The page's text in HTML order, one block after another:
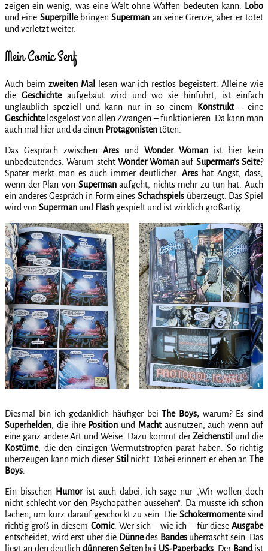
zeigen ein wenig, was eine Welt ohne Waffen bedeuten kann.
Lobo
und eine SuperpillebringenSuperman an seine Grenze, aber er tötet
und verletzt weiter.
Mein Comic Senf
Auch beimzweiten Mal
lesen war ich restlos begeistert. Alleine wie
die Geschichteaufgebaut wird und wo sie hinführt, ist einfach
unglaublich speziell und kann nur in so einem
Konstrukt– eine
Geschichtelosgelöst von allen Zwängen – funktionieren. Da kann man
auch mal hier und da einen Protagonistentöten.
Das Gespräch zwischen Ares und Wonder Woman ist hier kein
unbedeutendes. Warum steht Wonder Woman auf Superman’s Seite?
Später merkt man es auch immer deutlicher. Ares hat Angst, dass,
wenn der Plan von Supermanaufgeht, nichts mehr zu tun hat. Auch
ein anderes Gespräch in Form eines Schachspiels überzeugt. Das Spiel
wird von Superman und Flash gespielt und ist wirklich großartig.
Diesmal bin ich gedanklich häufiger beiThe Boys, warum? Es sind
Superhelden, die ihre Position und Machtausnutzen, auch wenn auf
eine ganz andere Art und Weise. Dazu kommt derZeichenstil und die
Kostüme, die den einzigen Wermutstropfen parat haben. So richtig
überzeugen kann mich dieser Stil nicht. Dabei erinnert er eben anThe
Boys
Ein bisschen Humorist auch dabei, ich sage nur „Wir wollen doch
nicht schlecht vor den Psychopathen aussehen“. Da musste ich schon
lachen, um kurz darauf geschockt zu sein. Die Schokermomentesind
richtig groß in diesem Comic. Wer sich – wie ich – für dieseAusgabe
entscheidet, wird erst über die Dünnedes Bandesüberrascht sein. Das
liegt an den deutlich dünneren Seiten bei US-Paperbacks. Der Bandist